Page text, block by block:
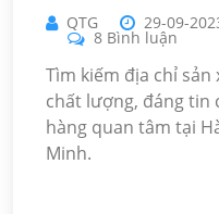
QTG 29-09-
8 Bình luận
Tìm kiếm địa chỉ
chất lượng, đáng tin
hàng quan tâm tại
Minh.